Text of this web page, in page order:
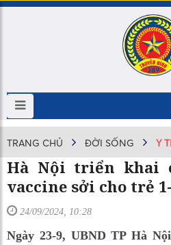
TRANG CHỦ ĐỜI SỐNG Y
Hà Nội triển khai
vaccine sởi cho trẻ
24/09/2024, 10:28
Ngày 23-9, UBND TP Hà